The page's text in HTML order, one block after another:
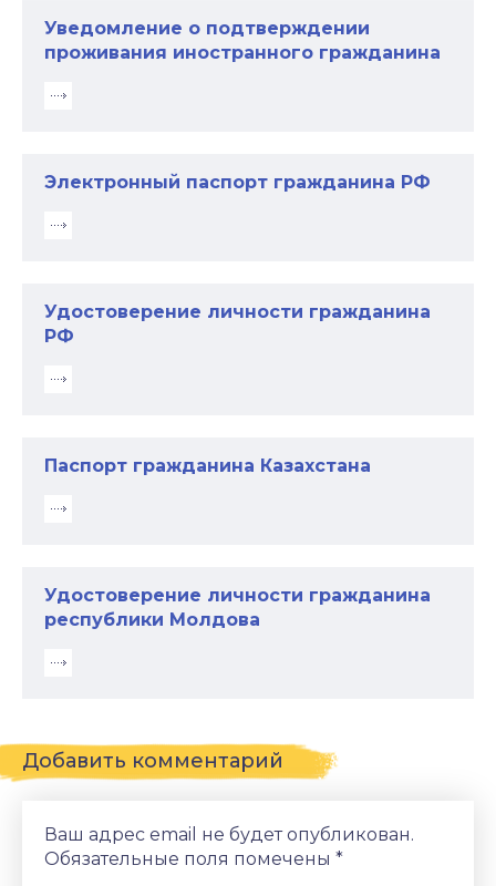
Уведомление о подтверждении
проживания иностранного гражданина
Электронный паспорт гражданина РФ
Удостоверение личности гражданина
РФ
Паспорт гражданина Казахстана
Удостоверение личности гражданина
республики Молдова
Добавить комментарий
Ваш адрес email не будет опубликован.
Обязательные поля помечены *